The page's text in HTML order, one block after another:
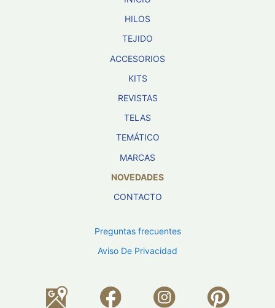
HILOS
TEJIDO
ACCESORIOS
KITS
REVISTAS
TELAS
TEMÁTICO
MARCAS
NOVEDADES
CONTACTO
Preguntas frecuentes
Aviso De Privacidad